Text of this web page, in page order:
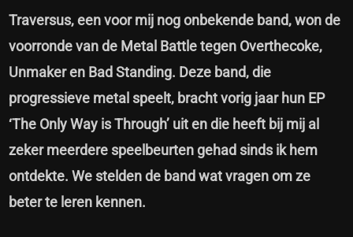
Traversus, een voor mij nog onbekende band, won de
voorronde van de Metal Battle tegen Overthecoke,
Unmaker en Bad Standing. Deze band, die
progressieve metal speelt, bracht vorig jaar hun EP
‘The Only Way is Through’ uit en die heeft bij mij al
zeker meerdere speelbeurten gehad sinds ik hem
ontdekte. We stelden de band wat vragen om ze
beter te leren kennen.